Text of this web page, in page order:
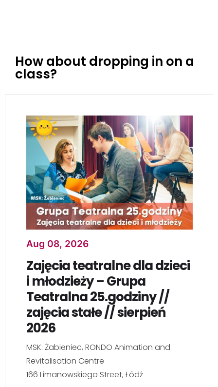
How about dropping in on a
class?
Aug 08, 2026
Zajęcia teatralne dla dzieci
i młodzieży – Grupa
Teatralna 25.godziny //
zajęcia stałe // sierpień
2026
MSK: Żabieniec, RONDO Animation and
Revitalisation Centre
166 Limanowskiego Street, Łódź